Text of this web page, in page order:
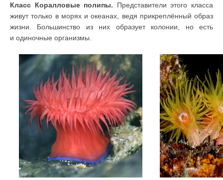
Класс Коралловые полипы. Представители этого класса
живут только в морях и океанах, ведя прикреплённый образ
жизни. Большинство из них образует колонии, но есть
и одиночные организмы.